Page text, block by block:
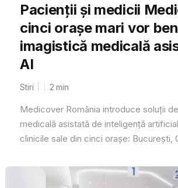
Pacienții și medicii
cinci orașe mari vor
imagistică medicală
AI
Stiri 2 min
Medicover România introduce soluții
medicală asistată de inteligență
clinicile sale din cinci orașe: București,